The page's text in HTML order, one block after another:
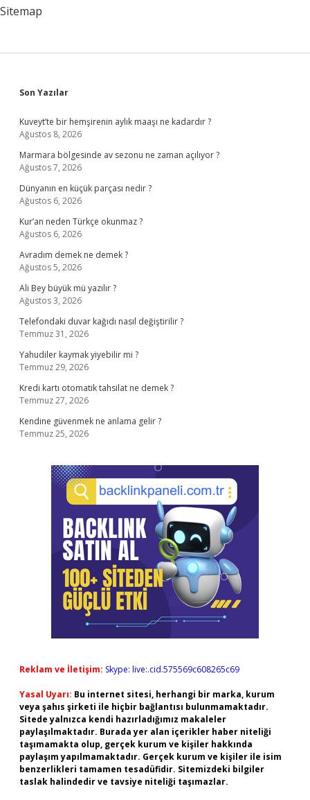
Sitemap
Sidebar
Son Yazılar
Kuveyt’te bir hemşirenin aylık maaşı ne kadardır ?
Ağustos 8, 2026
Marmara bölgesinde av sezonu ne zaman açılıyor ?
Ağustos 7, 2026
Dünyanın en küçük parçası nedir ?
Ağustos 6, 2026
Kur’an neden Türkçe okunmaz ?
Ağustos 6, 2026
Avradım demek ne demek ?
Ağustos 5, 2026
Ali Bey büyük mü yazılır ?
Ağustos 3, 2026
Telefondaki duvar kağıdı nasıl değiştirilir ?
Temmuz 31, 2026
Yahudiler kaymak yiyebilir mi ?
Temmuz 29, 2026
Kredi kartı otomatik tahsilat ne demek ?
Temmuz 27, 2026
Kendine güvenmek ne anlama gelir ?
Temmuz 25, 2026
Reklam ve İletişim: Skype: live:.cid.575569c608265c69
Yasal Uyarı: Bu internet sitesi, herhangi bir marka, kurum
veya şahıs şirketi ile hiçbir bağlantısı bulunmamaktadır.
Sitede yalnızca kendi hazırladığımız makaleler
paylaşılmaktadır. Burada yer alan içerikler haber niteliği
taşımamakta olup, gerçek kurum ve kişiler hakkında
paylaşım yapılmamaktadır. Gerçek kurum ve kişiler ile isim
benzerlikleri tamamen tesadüfidir. Sitemizdeki bilgiler
taslak halindedir ve tavsiye niteliği taşımazlar.